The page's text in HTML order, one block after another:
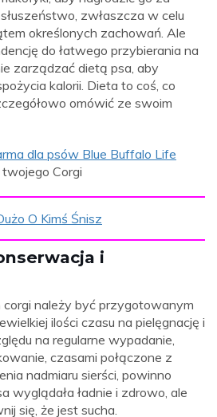
zwłaszcza w celu
określonych zachowań. Ale
do łatwego przybierania na
zarządzać dietą psa, aby
kalorii. Dieta to coś, co
omówić ze swoim
dla psów Blue Buffalo Life
twojego Corgi
O Kimś Śnisz
i
należy być przygotowanym
ilości czasu na pielęgnację i
na regularne wypadanie,
czasami połączone z
nadmiaru sierści, powinno
wyglądała ładnie i zdrowo, ale
się, że jest sucha.